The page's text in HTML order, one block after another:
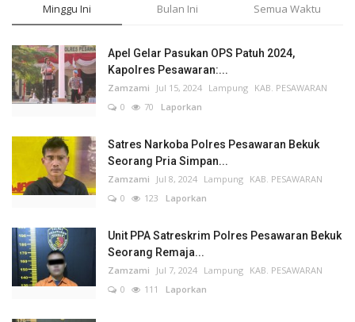
Minggu Ini Bulan Ini Semua Waktu
Apel Gelar Pasukan OPS Patuh 2024,
Kapolres Pesawaran:...
Zamzami Jul 15, 2024 Lampung KAB. PESAWARAN
0
70 Laporkan
Satres Narkoba Polres Pesawaran Bekuk
Seorang Pria Simpan...
Zamzami Jul 8, 2024 Lampung KAB. PESAWARAN
0
123 Laporkan
Unit PPA Satreskrim Polres Pesawaran Bekuk
Seorang Remaja...
Zamzami Jul 7, 2024 Lampung KAB. PESAWARAN
0
111 Laporkan